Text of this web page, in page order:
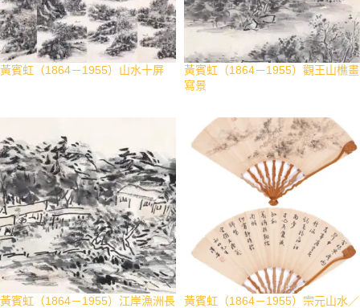
黃賓虹（1864－1955）山水十屏
黃賓虹（1864－1955）觀王山樵畫
寫景
黃賓虹（1864－1955）江岸漁洲長
黃賓虹（1864－1955）宗元山水／